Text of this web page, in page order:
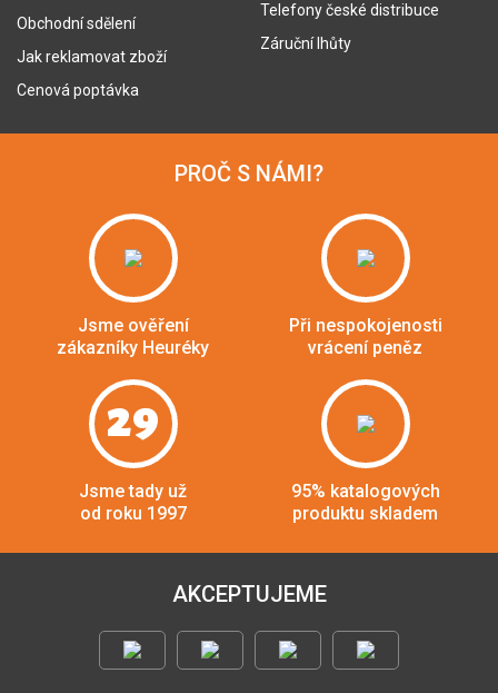
Obchodní sdělení
Jak reklamovat zboží
Cenová poptávka
Telefony české distribuce
Záruční lhůty
PROČ S NÁMI?
Jsme ověření
zákazníky Heuréky
Při nespokojenosti
vrácení peněz
29
Jsme tady už
od roku 1997
95% katalogových
produktu skladem
AKCEPTUJEME